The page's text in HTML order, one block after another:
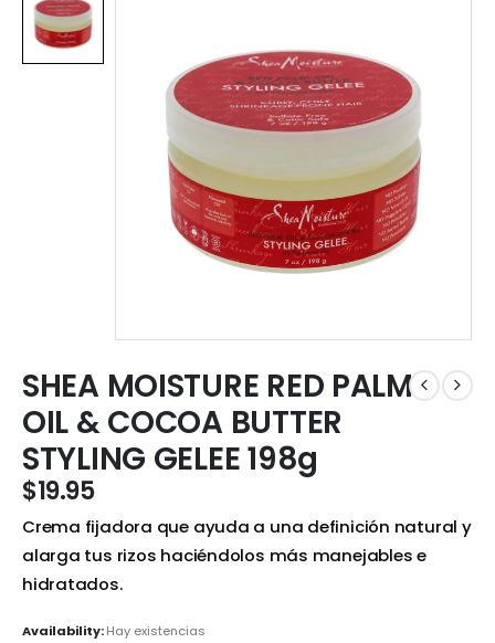
SHEA MOISTURE RED PALM
OIL & COCOA BUTTER
STYLING GELEE 198g
$19.95
Crema fijadora que ayuda a una definición natural y
alarga tus rizos haciéndolos más manejables e
hidratados.
Availability:Hay existencias